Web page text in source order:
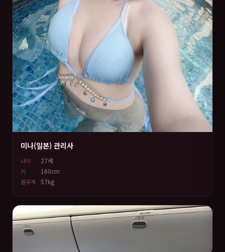
미나(일본) 관리사
나이 27세
키 160cm
몸무게 57kg